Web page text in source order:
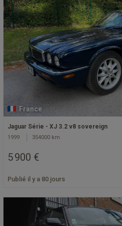
France
Jaguar Série - XJ 3.2 v8 sovereign
1999 354000 km
5 900 €
Publié il y a 80 jours